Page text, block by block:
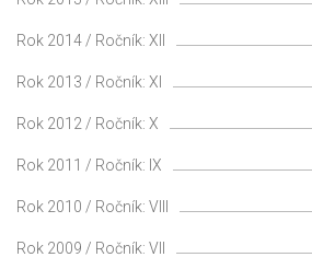
Rok 2014 / Ročník: XII
Rok 2013 / Ročník: XI
Rok 2012 / Ročník: X
Rok 2011 / Ročník: IX
Rok 2010 / Ročník: VIII
Rok 2009 / Ročník: VII